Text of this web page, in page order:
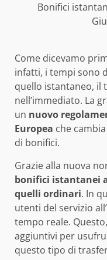
Bonifici
Come dicevamo
infatti, i tempi sono
quello istantaneo, il
nell’immediato. La
un nuovo
Europea che
di bonifici.
Grazie alla nuova
bonifici istantanei
quelli ordinari. In
utenti del servizio
tempo reale.
aggiuntivi per
questo tipo di